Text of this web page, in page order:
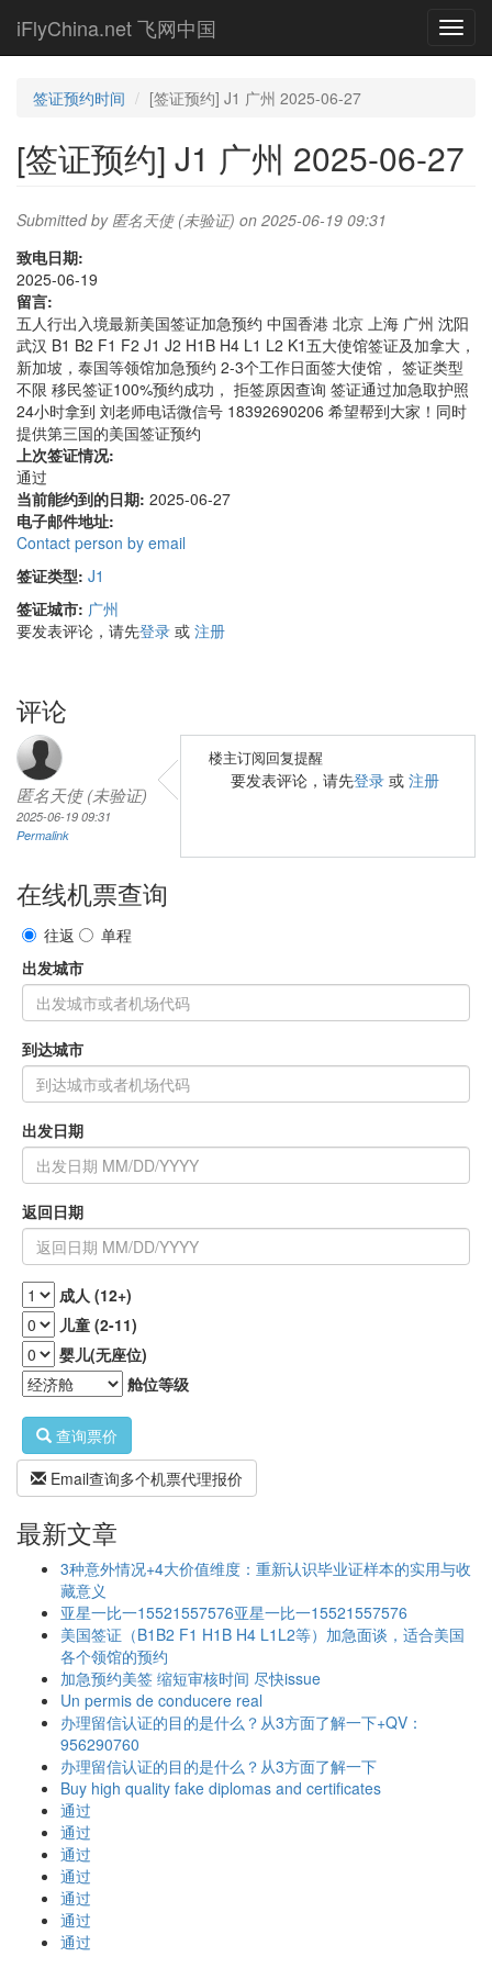
main
iFlyChina.net 飞网中国
签证预约时间 [签证预约] J1 广州 2025-06-27
[签证预约] J1 广州 2025-06-27
Submitted by 匿名天使 (未验证) on 2025-06-19 09:31
致电日期:
2025-06-19
留言:
五人行出入境最新美国签证加急预约 中国香港 北京 上海 广州 沈阳
武汉 B1 B2 F1 F2 J1 J2 H1B H4 L1 L2 K1五大使馆签证及加拿大，
新加坡，泰国等领馆加急预约 2-3个工作日面签大使馆， 签证类型
不限 移民签证100%预约成功， 拒签原因查询 签证通过加急取护照
24小时拿到 刘老师电话微信号 18392690206 希望帮到大家！同时
提供第三国的美国签证预约
上次签证情况:
通过
当前能约到的日期: 2025-06-27
电子邮件地址:
Contact person by email
签证类型: J1
签证城市: 广州
要发表评论，请先登录 或 注册
评论
匿名天使 (未验证)
2025-06-19 09:31
Permalink
楼主订阅回复提醒
要发表评论，请先登录 或 注册
在线机票查询
往返
单程
出发城市
到达城市
出发日期
返回日期
成人 (12+)
儿童 (2-11)
婴儿(无座位)
舱位等级
查询票价
Email查询多个机票代理报价
最新文章
3种意外情况+4大价值维度：重新认识毕业证样本的实用与收
藏意义
亚星一比一15521557576亚星一比一15521557576
美国签证（B1B2 F1 H1B H4 L1L2等）加急面谈，适合美国
各个领馆的预约
加急预约美签 缩短审核时间 尽快issue
Un permis de conducere real
办理留信认证的目的是什么？从3方面了解一下+QV：
956290760
办理留信认证的目的是什么？从3方面了解一下
Buy high quality fake diplomas and certificates
通过
通过
通过
通过
通过
通过
通过